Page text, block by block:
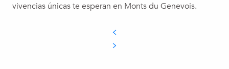
vivencias únicas te esperan en Monts du Genevois.